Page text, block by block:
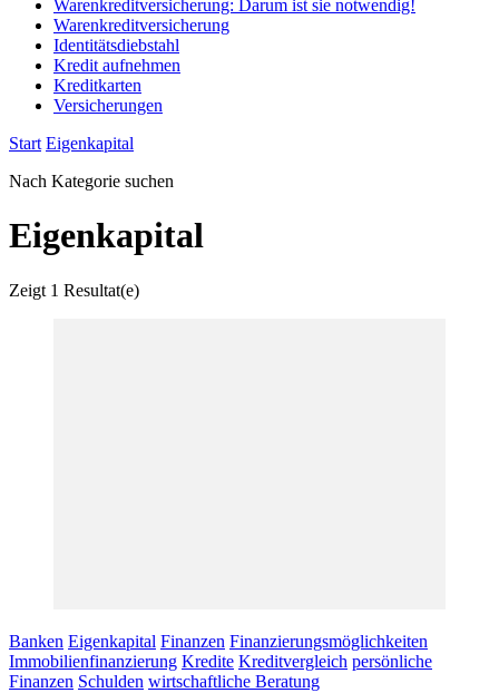
Warenkreditversicherung: Darum ist sie notwendig!
Warenkreditversicherung
Identitätsdiebstahl
Kredit aufnehmen
Kreditkarten
Versicherungen
Start Eigenkapital
Nach Kategorie suchen
Eigenkapital
Zeigt 1 Resultat(e)
Banken Eigenkapital Finanzen Finanzierungsmöglichkeiten
Immobilienfinanzierung Kredite Kreditvergleich persönliche
Finanzen Schulden wirtschaftliche Beratung